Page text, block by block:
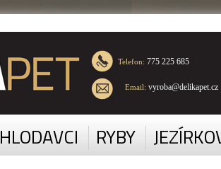
Telefon: 775 225 685
Email: vyroba@delikapet.cz
HLODAVCI RYBY